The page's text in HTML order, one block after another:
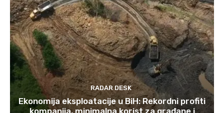
RADAR DESK
Ekonomija eksploatacije u BiH: Rekordni profiti
kompanija, minimalna korist za građane i